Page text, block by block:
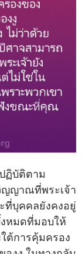
ฏิบัติตาม
ญญาณที่พระเจ้า
ที่บุคคลยังคงอยู่
หมดที่มอบให้
ต้การคุ้มครอง